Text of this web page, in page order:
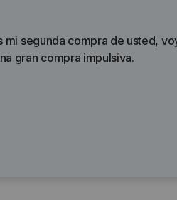
segunda compra de usted,
gran compra impulsiva.